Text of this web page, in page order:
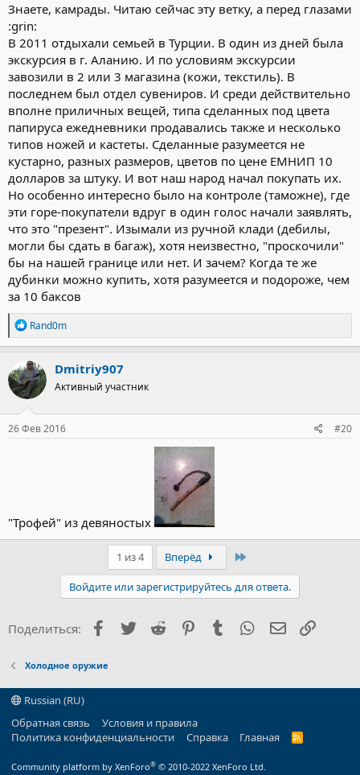
Знаете, камрады. Читаю сейчас эту ветку, а перед глазами
:grin:
В 2011 отдыхали семьей в Турции. В один из дней была
экскурсия в г. Аланию. И по условиям экскурсии
завозили в 2 или 3 магазина (кожи, текстиль). В
последнем был отдел сувениров. И среди действительно
вполне приличных вещей, типа сделанных под цвета
папируса ежедневники продавались также и несколько
типов ножей и кастеты. Сделанные разумеется не
кустарно, разных размеров, цветов по цене ЕМНИП 10
долларов за штуку. И вот наш народ начал покупать их.
Но особенно интересно было на контроле (таможне), где
эти горе-покупатели вдруг в один голос начали заявлять,
что это "презент". Изымали из ручной клади (дебилы,
могли бы сдать в багаж), хотя неизвестно, "проскочили"
бы на нашей границе или нет. И зачем? Когда те же
дубинки можно купить, хотя разумеется и подороже, чем
за 10 баксов
Р
е
а
к
ц
и
и
:
Rand0m
Dmitriy907
Активный участник
26 Фев 2016 #20
"Трофей" из девяностых
1 из 4 Вперёд
Войдите или зарегистрируйтесь для ответа.
Поделиться: Facebook
Twitter Reddit PinterestTumblr WhatsApp
Холодное оружие
Russian (RU)
Обратная связь
Условия и правила
Политика конфиденциальности
Справка Главная
R
Community platform by XenForo® © 2010-2022 XenForo Ltd.